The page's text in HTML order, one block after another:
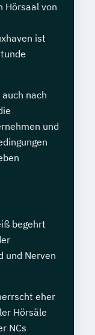
Hörsaal von
ist
nach
und
begehrt
und Nerven
eher
Hörsäle
NCs